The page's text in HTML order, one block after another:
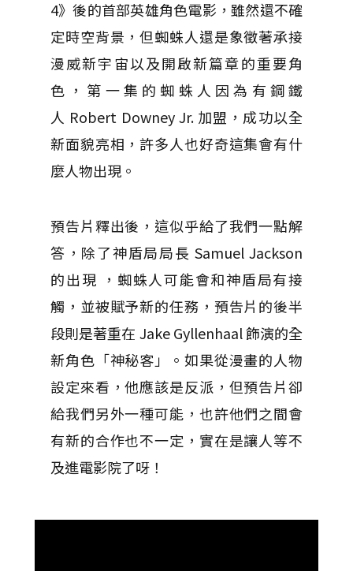
4》後的首部英雄角色電影，雖然還不確
定時空背景，但蜘蛛人還是象徵著承接
漫威新宇宙以及開啟新篇章的重要角
色，第一集的蜘蛛人因為有鋼鐵
人 Robert Downey Jr. 加盟，成功以全
新面貌亮相，許多人也好奇這集會有什
麼人物出現。
預告片釋出後，這似乎給了我們一點解
答，除了神盾局局長 Samuel Jackson
的出現 ，蜘蛛人可能會和神盾局有接
觸，並被賦予新的任務，預告片的後半
段則是著重在 Jake Gyllenhaal 飾演的全
新角色「神秘客」。如果從漫畫的人物
設定來看，他應該是反派，但預告片卻
給我們另外一種可能，也許他們之間會
有新的合作也不一定，實在是讓人等不
及進電影院了呀！